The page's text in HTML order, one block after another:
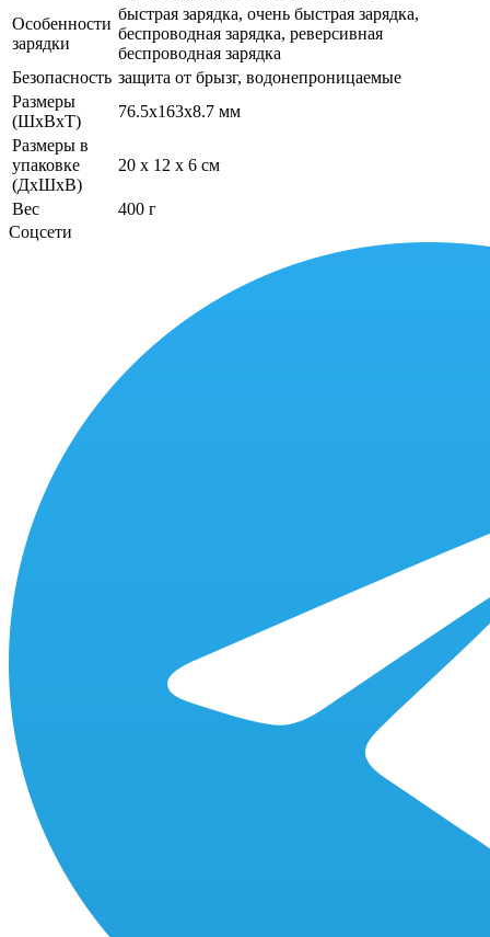
Особенности
зарядки
быстрая зарядка, очень быстрая зарядка,
беспроводная зарядка, реверсивная
беспроводная зарядка
Безопасность защита от брызг, водонепроницаемые
Размеры
(ШхВхТ)
76.5x163x8.7 мм
Размеры в
упаковке
(ДхШхВ)
20 x 12 x 6 см
Вес
400 г
Соцсети